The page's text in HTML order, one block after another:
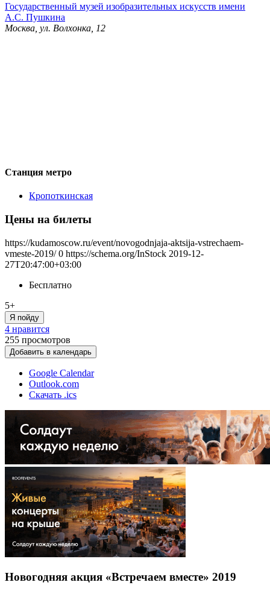
Государственный музей изобразительных искусств имени
А.С. Пушкина
Москва, ул. Волхонка, 12
Станция метро
Кропоткинская
Цены на билеты
https://kudamoscow.ru/event/novogodnjaja-aktsija-vstrechaem-
vmeste-2019/ 0 https://schema.org/InStock 2019-12-
27T20:47:00+03:00
Бесплатно
5+
Я пойду
4 нравится
255 просмотров
Добавить в календарь
Google Calendar
Outlook.com
Скачать .ics
Новогодняя акция «Встречаем вместе» 2019